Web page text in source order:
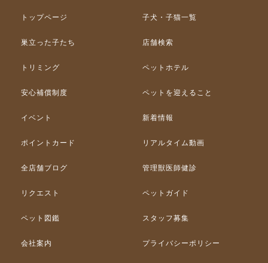
トップページ 子犬・子猫一覧
巣立った子たち 店舗検索
トリミング ペットホテル
安心補償制度 ペットを迎えること
イベント 新着情報
ポイントカード リアルタイム動画
全店舗ブログ 管理獣医師健診
リクエスト ペットガイド
ペット図鑑 スタッフ募集
会社案内 プライバシーポリシー